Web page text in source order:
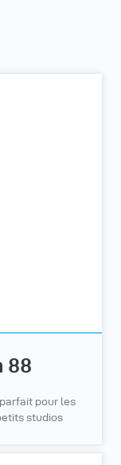
88
pour les
studios